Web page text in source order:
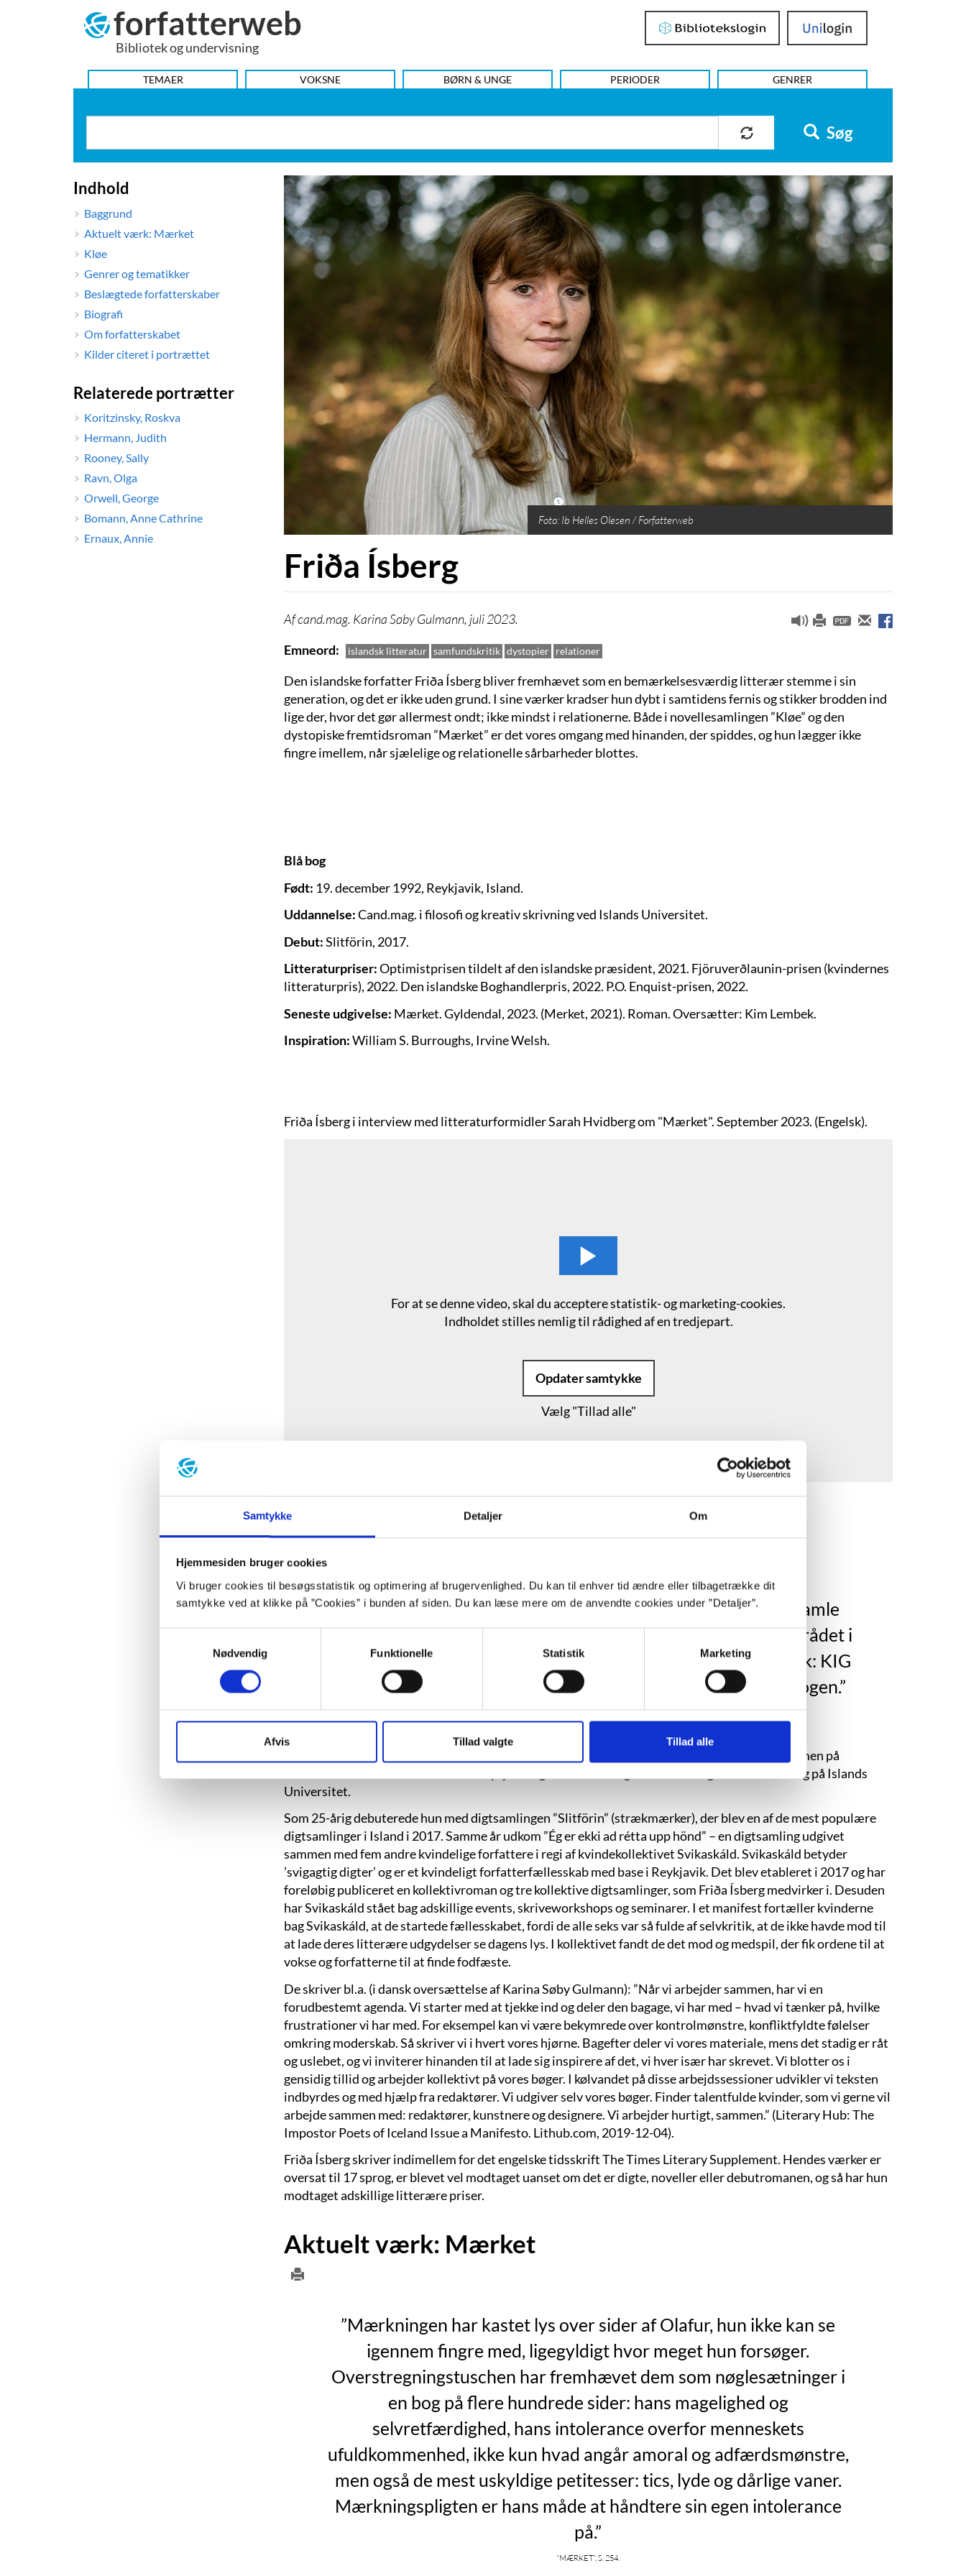
Samtykke Detaljer Om
Hjemmesiden bruger cookies
Vi bruger cookies til besøgsstatistik og optimering af brugervenlighed. Du kan til enhver tid ændre eller tilbagetrække dit
samtykke ved at klikke på ”Cookies” i bunden af siden. Du kan læse mere om de anvendte cookies under ”Detaljer”.
Nødvendig
Funktionelle Statistik Marketing
Afvis Tillad valgte Tillad alle
forfatterweb
Bibliotek og undervisning
Bibliotekslogin UniLogin
HOVEDMENU
TEMAER VOKSNE BØRN & UNGE PERIODER GENRER
Søg
Indhold
Baggrund
Aktuelt værk: Mærket
Kløe
Genrer og tematikker
Beslægtede forfatterskaber
Biografi
Om forfatterskabet
Kilder citeret i portrættet
Relaterede portrætter
Koritzinsky, Roskva
Hermann, Judith
Rooney, Sally
Ravn, Olga
Orwell, George
Bomann, Anne Cathrine
Ernaux, Annie
Foto: Ib Helles Olesen / Forfatterweb
Friða Ísberg
cand.mag. Karina Søby Gulmann, juli 2023.
Emneord
islandsk litteratur samfundskritik dystopier relationer
Den islandske forfatter Friða Ísberg bliver fremhævet som en bemærkelsesværdig litterær stemme i sin
generation, og det er ikke uden grund. I sine værker kradser hun dybt i samtidens fernis og stikker brodden ind
lige der, hvor det gør allermest ondt; ikke mindst i relationerne. Både i novellesamlingen ”Kløe” og den
dystopiske fremtidsroman ”Mærket” er det vores omgang med hinanden, der spiddes, og hun lægger ikke
fingre imellem, når sjælelige og relationelle sårbarheder blottes.
Blå bog
Født: 19. december 1992, Reykjavik, Island.
Uddannelse:Cand.mag. i filosofi og kreativ skrivning ved Islands Universitet.
Debut:Slitförin, 2017.
Litteraturpriser:Optimistprisen tildelt af den islandske præsident, 2021. Fjöruverðlaunin-prisen (kvindernes
litteraturpris), 2022. Den islandske Boghandlerpris, 2022. P.O. Enquist-prisen, 2022.
Seneste udgivelse: Mærket. Gyldendal, 2023. (Merket, 2021). Roman. Oversætter: Kim Lembek.
Inspiration:William S. Burroughs, Irvine Welsh.
Friða Ísberg i interview med litteraturformidler Sarah Hvidberg om "Mærket". September 2023. (Engelsk).
For at se denne video, skal du acceptere statistik- og marketing-cookies.
Indholdet stilles nemlig til rådighed af en tredjepart.
Opdater samtykke
Vælg "Tillad alle"
Baggrund
”Sådan er det, tænkte jeg og så skiftevis utålmodigt på min gamle
veninde og et ældre ægtepar foran mig. Det er hovedstadsområdet i
en nøddeskal. Kunne være titlen på en beskrivelse af Reykjavik: KIG
NED. Undertitel: Der hvor alle kender alle, og ingen kender nogen.”
”Kløe”, s. 134.
Friða Ísberg blev født den 16. december 1992 i Reykjavik på Island. Hun tog sin studentereksamen på
Menntaskólanum ved Hamrahlíð i Reykjavik og læste efterfølgende filosofi og kreativ skrivning på Islands
Universitet.
Som 25-årig debuterede hun med digtsamlingen ”Slitförin” (strækmærker), der blev en af de mest populære
digtsamlinger i Island i 2017. Samme år udkom ”Ég er ekki ad rétta upp hönd” – en digtsamling udgivet
sammen med fem andre kvindelige forfattere i regi af kvindekollektivet Svikaskáld. Svikaskáld betyder
’svigagtig digter’ og er et kvindeligt forfatterfællesskab med base i Reykjavik. Det blev etableret i 2017 og har
foreløbig publiceret en kollektivroman og tre kollektive digtsamlinger, som Friða Ísberg medvirker i. Desuden
har Svikaskáld stået bag adskillige events, skriveworkshops og seminarer. I et manifest fortæller kvinderne
bag Svikaskáld, at de startede fællesskabet, fordi de alle seks var så fulde af selvkritik, at de ikke havde mod til
at lade deres litterære udgydelser se dagens lys. I kollektivet fandt de det mod og medspil, der fik ordene til at
vokse og forfatterne til at finde fodfæste.
De skriver bl.a. (i dansk oversættelse af Karina Søby Gulmann): ”Når vi arbejder sammen, har vi en
forudbestemt agenda. Vi starter med at tjekke ind og deler den bagage, vi har med – hvad vi tænker på, hvilke
frustrationer vi har med. For eksempel kan vi være bekymrede over kontrolmønstre, konfliktfyldte følelser
omkring moderskab. Så skriver vi i hvert vores hjørne. Bagefter deler vi vores materiale, mens det stadig er råt
og uslebet, og vi inviterer hinanden til at lade sig inspirere af det, vi hver især har skrevet. Vi blotter os i
gensidig tillid og arbejder kollektivt på vores bøger. I kølvandet på disse arbejdssessioner udvikler vi teksten
indbyrdes og med hjælp fra redaktører. Vi udgiver selv vores bøger. Finder talentfulde kvinder, som vi gerne vil
arbejde sammen med: redaktører, kunstnere og designere. Vi arbejder hurtigt, sammen.” (Literary Hub: The
Impostor Poets of Iceland Issue a Manifesto. Lithub.com, 2019-12-04).
Friða Ísberg skriver indimellem for det engelske tidsskrift The Times Literary Supplement. Hendes værker er
oversat til 17 sprog, er blevet vel modtaget uanset om det er digte, noveller eller debutromanen, og så har hun
modtaget adskillige litterære priser.
Aktuelt værk: Mærket
”Mærkningen har kastet lys over sider af Olafur, hun ikke kan se
igennem fingre med, ligegyldigt hvor meget hun forsøger.
Overstregningstuschen har fremhævet dem som nøglesætninger i
en bog på flere hundrede sider: hans magelighed og
selvretfærdighed, hans intolerance overfor menneskets
ufuldkommenhed, ikke kun hvad angår amoral og adfærdsmønstre,
men også de mest uskyldige petitesser: tics, lyde og dårlige vaner.
Mærkningspligten er hans måde at håndtere sin egen intolerance
på.”
”Mærket”, s. 254.